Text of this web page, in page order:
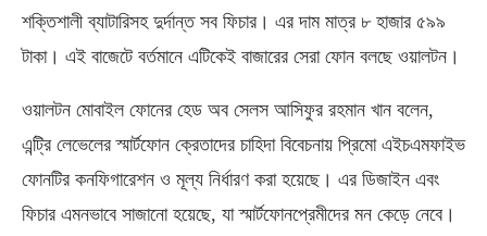
শক্তিশালী ব্যাটারিসহ দুর্দান্ত সব ফিচার। এর দাম মাত্র ৮ হাজার ৫৯৯
টাকা। এই বাজেটে বর্তমানে এটিকেই বাজারের সেরা ফোন বলছে ওয়ালটন।
ওয়ালটন মোবাইল ফোনের হেড অব সেলস আসিফুর রহমান খান বলেন,
এন্ট্রি লেভেলের স্মার্টফোন ক্রেতাদের চাহিদা বিবেচনায় প্রিমো এইচএমফাইভ
ফোনটির কনফিগারেশন ও মূল্য নির্ধারণ করা হয়েছে। এর ডিজাইন এবং
ফিচার এমনভাবে সাজানো হয়েছে, যা স্মার্টফোনপ্রেমীদের মন কেড়ে নেবে।